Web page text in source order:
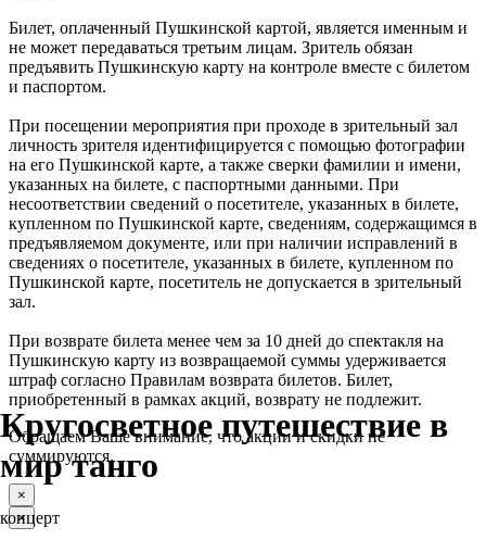
Кругосветное путешествие в
мир танго
концерт
Билет, оплаченный Пушкинской картой, является именным и
не может передаваться третьим лицам. Зритель обязан
предъявить Пушкинскую карту на контроле вместе с билетом
и паспортом.
При посещении мероприятия при проходе в зрительный зал
личность зрителя идентифицируется с помощью фотографии
на его Пушкинской карте, а также сверки фамилии и имени,
указанных на билете, с паспортными данными. При
несоответствии сведений о посетителе, указанных в билете,
купленном по Пушкинской карте, сведениям, содержащимся в
предъявляемом документе, или при наличии исправлений в
сведениях о посетителе, указанных в билете, купленном по
Пушкинской карте, посетитель не допускается в зрительный
зал.
При возврате билета менее чем за 10 дней до спектакля на
Пушкинскую карту из возвращаемой суммы удерживается
штраф согласно Правилам возврата билетов. Билет,
приобретенный в рамках акций, возврату не подлежит.
Обращаем Ваше внимание, что акции и скидки не
суммируются.
×
×